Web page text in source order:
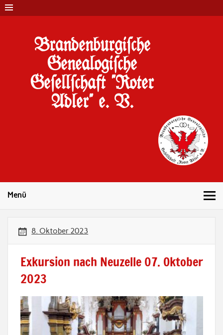
Brandenburgi#che
Genealogi#che
Ge#ell#chaft "Roter
Adler" e. V.
Menü
8. Oktober 2023
Exkursion nach Neuzelle 07. Oktober
2023